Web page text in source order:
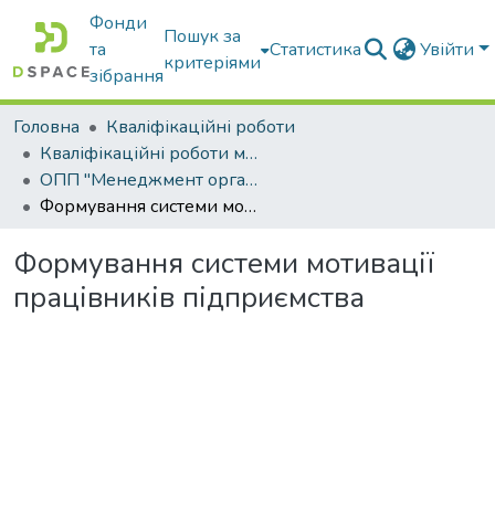
Фонди
та
зібрання
Пошук за
критеріями
Статистика Увійти
Головна
Кваліфікаційні роботи
Кваліфікаційні роботи магістрів
ОПП "Менеджмент організацій і адміністрування"
Формування системи мотивації працівників підприємства
Формування системи мотивації
працівників підприємства